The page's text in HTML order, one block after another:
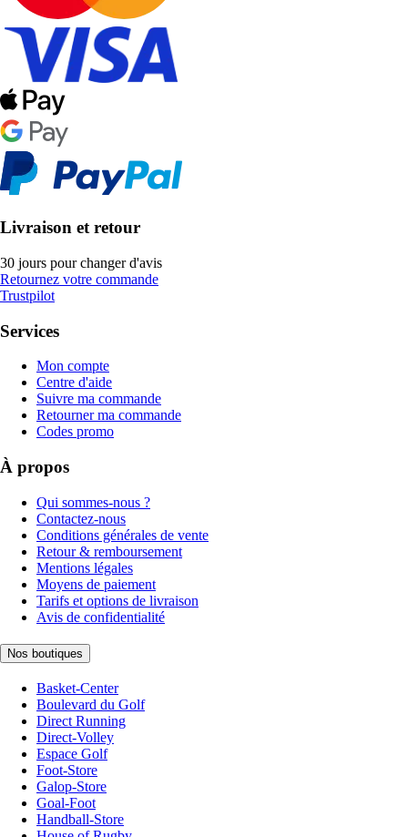
Livraison et retour
30 jours pour changer d'avis
Retournez votre commande
Trustpilot
Services
Mon compte
Centre d'aide
Suivre ma commande
Retourner ma commande
Codes promo
À propos
Qui sommes-nous ?
Contactez-nous
Conditions générales de vente
Retour & remboursement
Mentions légales
Moyens de paiement
Tarifs et options de livraison
Avis de confidentialité
Nos boutiques
Basket-Center
Boulevard du Golf
Direct Running
Direct-Volley
Espace Golf
Foot-Store
Galop-Store
Goal-Foot
Handball-Store